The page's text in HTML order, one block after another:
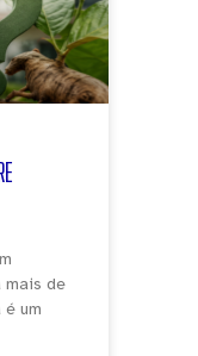
mais de
é um